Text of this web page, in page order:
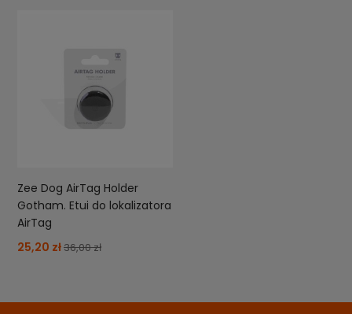
Zee Dog AirTag Holder
Gotham. Etui do lokalizatora
AirTag
25,20 zł36,00 zł